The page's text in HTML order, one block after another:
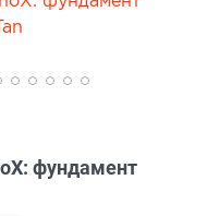
фундамент